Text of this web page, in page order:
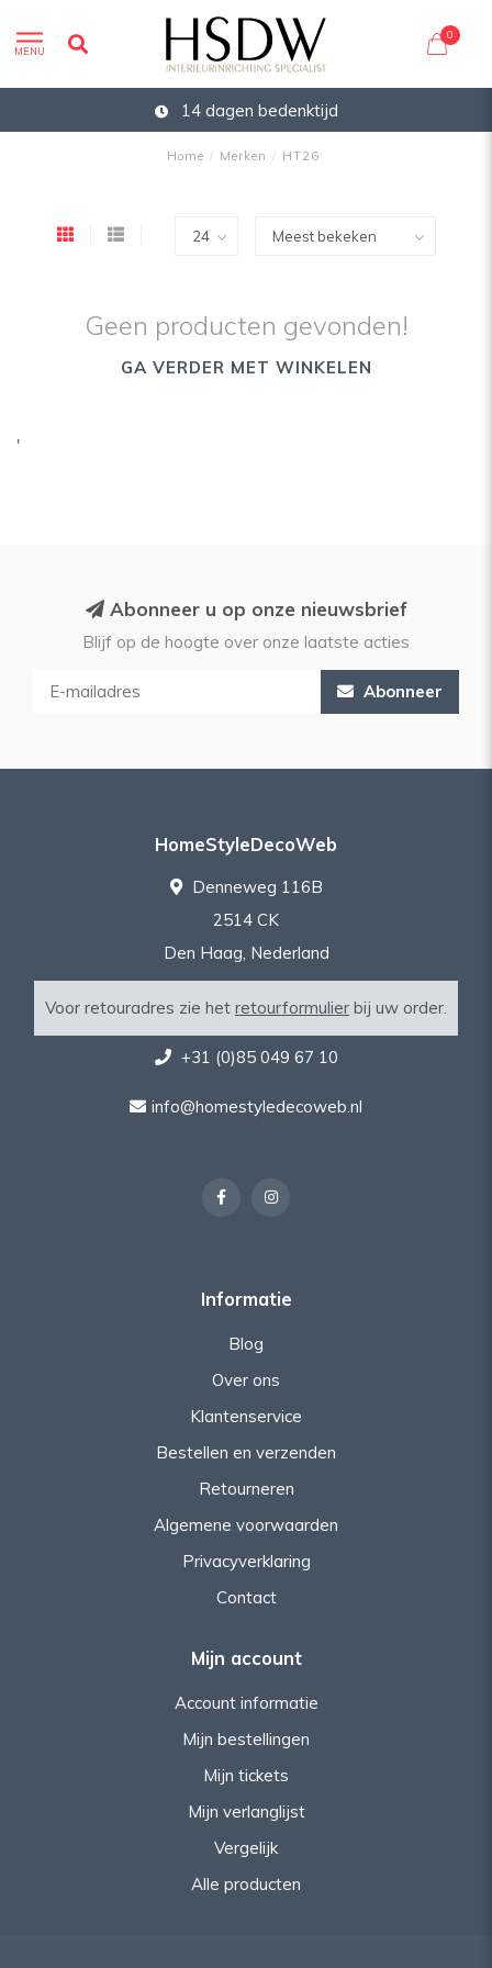
MENU
0
14 dagen bedenktijd
Home / Merken / HT26
Geen producten gevonden!
GA VERDER MET WINKELEN
'
Abonneer u op onze nieuwsbrief
Blijf op de hoogte over onze laatste acties
Abonneer
HomeStyleDecoWeb
Denneweg 116B
2514 CK
Den Haag, Nederland
Voor retouradres zie het retourformulier bij uw order.
+31 (0)85 049 67 10
info@homestyledecoweb.nl
Informatie
Blog
Over ons
Klantenservice
Bestellen en verzenden
Retourneren
Algemene voorwaarden
Privacyverklaring
Contact
Mijn account
Account informatie
Mijn bestellingen
Mijn tickets
Mijn verlanglijst
Vergelijk
Alle producten